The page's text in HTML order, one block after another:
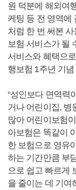
원 덕분에 해외여
케팅 등 전 영역에
처럼 한 번 써본
보험 서비스가 될
서비스와 혜택으
행보험 1주년 기
“성인보다 면역력
거나 어린이집, 병
많아 어린이보험
아보험은 똑같이
한 보험으로 영유
하는 기간만큼 부
으로 쉽고 빠르게
을 줄이는 데 기여